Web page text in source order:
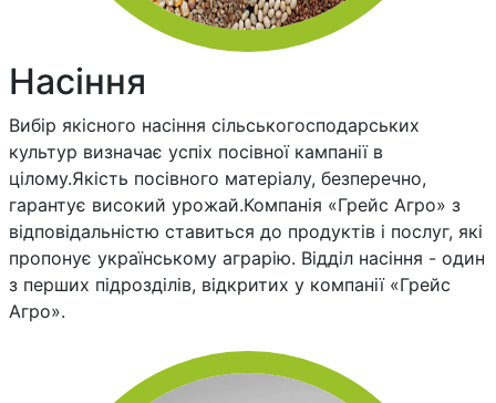
Насіння
Вибір якісного насіння сільськогосподарських
культур визначає успіх посівної кампанії в
цілому.Якість посівного матеріалу, безперечно,
гарантує високий урожай.Компанія «Грейс Агро» з
відповідальністю ставиться до продуктів і послуг, які
пропонує українському аграрію. Відділ насіння - один
з перших підрозділів, відкритих у компанії «Грейс
Агро».